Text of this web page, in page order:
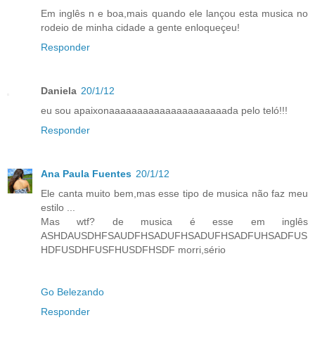
Em inglês n e boa,mais quando ele lançou esta musica no
rodeio de minha cidade a gente enloqueçeu!
Responder
Daniela 20/1/12
eu sou apaixonaaaaaaaaaaaaaaaaaaaaada pelo teló!!!
Responder
Ana Paula Fuentes 20/1/12
Ele canta muito bem,mas esse tipo de musica não faz meu
estilo ...
Mas wtf? de musica é esse em inglês
ASHDAUSDHFSAUDFHSADUFHSADUFHSADFUHSADFUS
HDFUSDHFUSFHUSDFHSDF morri,sério
Go Belezando
Responder